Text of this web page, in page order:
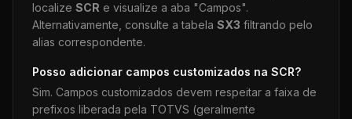
localize SCR e visualize a aba "Campos".
Alternativamente, consulte a tabela SX3 filtrando pelo
alias correspondente.
Posso adicionar campos customizados na SCR?
Sim. Campos customizados devem respeitar a faixa de
prefixos liberada pela TOTVS (geralmente